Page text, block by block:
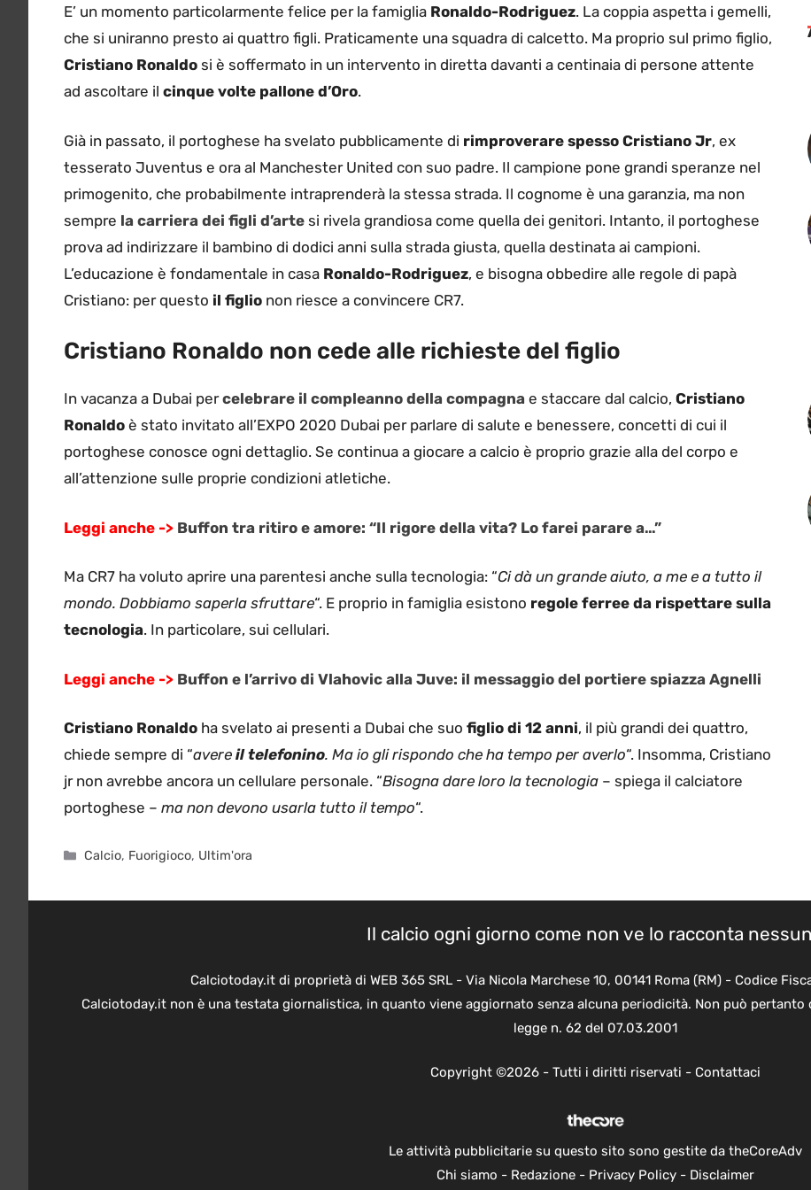
E’ un momento particolarmente felice per la famiglia Ronaldo-Rodriguez. La coppia aspetta i gemelli,
che si uniranno presto ai quattro figli. Praticamente una squadra di calcetto. Ma proprio sul primo figlio,
Cristiano Ronaldo si è soffermato in un intervento in diretta davanti a centinaia di persone attente
ad ascoltare il cinque volte pallone d’Oro.
Già in passato, il portoghese ha svelato pubblicamente di rimproverare spesso Cristiano Jr, ex
tesserato Juventus e ora al Manchester United con suo padre. Il campione pone grandi speranze nel
primogenito, che probabilmente intraprenderà la stessa strada. Il cognome è una garanzia, ma non
sempre la carriera dei figli d’arte si rivela grandiosa come quella dei genitori. Intanto, il portoghese
prova ad indirizzare il bambino di dodici anni sulla strada giusta, quella destinata ai campioni.
L’educazione è fondamentale in casa Ronaldo-Rodriguez, e bisogna obbedire alle regole di papà
Cristiano: per questo il figlio non riesce a convincere CR7.
Cristiano Ronaldo non cede alle richieste del figlio
In vacanza a Dubai percelebrare il compleanno della compagna e staccare dal calcio, Cristiano
Ronaldo è stato invitato all’EXPO 2020 Dubai per parlare di salute e benessere, concetti di cui il
portoghese conosce ogni dettaglio. Se continua a giocare a calcio è proprio grazie alla del corpo e
all’attenzione sulle proprie condizioni atletiche.
Leggi anche -> Buffon tra ritiro e amore: “Il rigore della vita? Lo farei parare a…”
Ma CR7 ha voluto aprire una parentesi anche sulla tecnologia: “Ci dà un grande aiuto, a me e a tutto il
mondo. Dobbiamo saperla sfruttare“. E proprio in famiglia esistono regole ferree da rispettare sulla
tecnologia. In particolare, sui cellulari.
Leggi anche -> Buffon e l’arrivo di Vlahovic alla Juve: il messaggio del portiere spiazza Agnelli
Cristiano Ronaldo ha svelato ai presenti a Dubai che suo figlio di 12 anni, il più grandi dei quattro,
chiede sempre di “avere il telefonino. Ma io gli rispondo che ha tempo per averlo“. Insomma, Cristiano
jr non avrebbe ancora un cellulare personale. “Bisogna dare loro la tecnologia – spiega il calciatore
portoghese – ma non devono usarla tutto il tempo“.
Categorie
Calcio, Fuorigioco, Ultim'ora
Il calcio ogni giorno come non ve lo racconta
Calciotoday.it di proprietà di WEB 365 SRL - Via Nicola Marchese 10, 00141 Roma (RM) - Codice
Calciotoday.it non è una testata giornalistica, in quanto viene aggiornato senza alcuna periodicità. Non può
legge n. 62 del 07.03.2001
Copyright ©2026 - Tutti i diritti riservati - Contattaci
Le attività pubblicitarie su questo sito sono gestite da theCoreAdv
Chi siamo - Redazione- Privacy Policy- Disclaimer